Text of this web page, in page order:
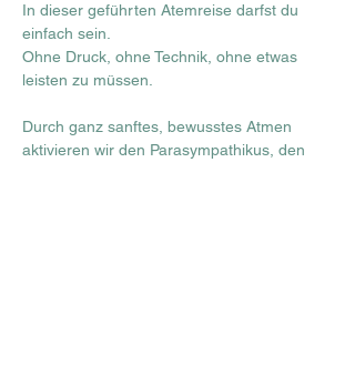
In dieser geführten Atemreise darfst du
einfach sein.
Ohne Druck, ohne Technik, ohne etwas
leisten zu müssen.
Durch ganz sanftes, bewusstes Atmen
aktivieren wir den Parasympathikus, den